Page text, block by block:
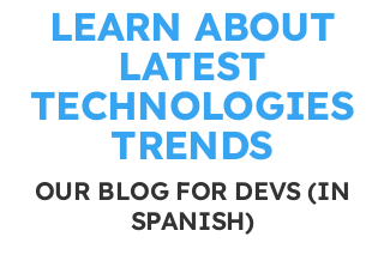
LEARN ABOUT
LATEST
TECHNOLOGIES
TRENDS
OUR BLOG FOR DEVS (IN
SPANISH)